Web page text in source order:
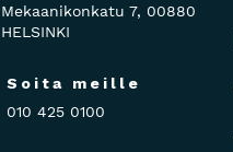
Mekaanikonkatu 7, 00880
HELSINKI
Soita meille
010 425 0100